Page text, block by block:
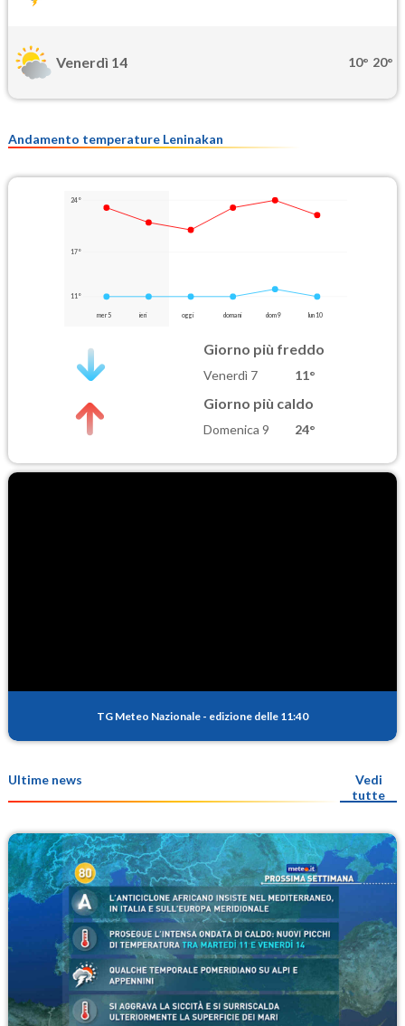
Venerdì 14 10° 20°
Andamento temperature Leninakan
24°
17°
11°
mer 5 ieri oggi domani dom 9 lun 10
Giorno più freddo
Venerdì 7 11°
Giorno più caldo
Domenica 9 24°
TG Meteo Nazionale - edizione delle 11:40
Ultime news
Vedi
tutte